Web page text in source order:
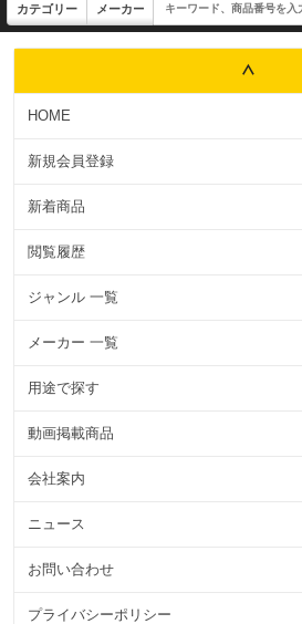
HOME
新規会員登録
新着商品
閲覧履歴
ジャンル 一覧
メーカー 一覧
用途で探す
動画掲載商品
会社案内
ニュース
お問い合わせ
プライバシーポリシー